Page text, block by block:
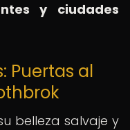
y ciudades
Puertas al
belleza salvaje y